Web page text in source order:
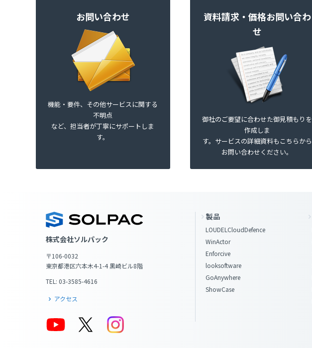
お問い合わせ
機能・要件、その他サービスに関する
不明点
など、担当者が丁寧にサポートしま
す。
資料請求・価格お問い合わ
せ
御社のご要望に合わせた御見積もりを
作成しま
す。サービスの詳細資料もこちらから
お問い合わせください。
株式会社ソルパック
〒106-0032
東京都港区六本木4-1-4 黒崎ビル8階
TEL: 03-3585-4616
アクセス
製品
LOUDELCloudDefence
WinActor
Enforcive
looksoftware
GoAnywhere
ShowCase